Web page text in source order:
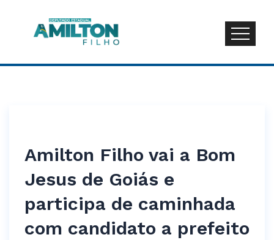
Amilton Filho vai a Bom
Jesus de Goiás e
participa de caminhada
com candidato a prefeito